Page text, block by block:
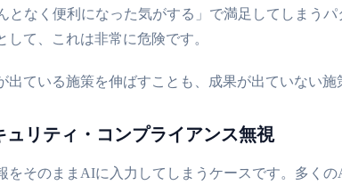
となく便利になった気がする」で満足してしまう
て、これは非常に危険です。
出ている施策を伸ばすことも、成果が出ていない施
ュリティ・コンプライアンス無視
をそのままAIに入力してしまうケースです。多く